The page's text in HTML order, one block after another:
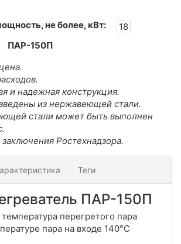
не более, кВт:
18
ПАР-150П
и надежная конструкция.
из нержавеющей стали.
стали может быть выполнен
Ростехнадзора.
Теги
ПАР-150П
перегретого пара
пара на входе 140°С